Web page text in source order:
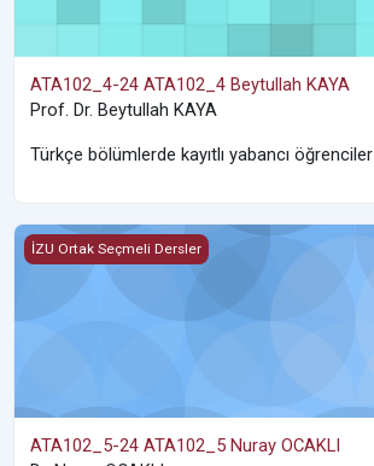
ATA102_4-24 ATA102_4 Beytullah KAYA
Prof. Dr. Beytullah KAYA
Türkçe bölümlerde kayıtlı yabancı öğrenciler
ATA102_5-24 ATA102_5 Nuray OCAKLI
İZU Ortak Seçmeli Dersler
ATA102_5-24 ATA102_5 Nuray OCAKLI